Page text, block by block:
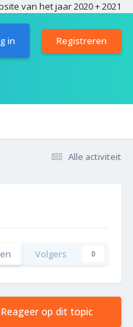
van het jaar 2020 + 2021
in Registreren
Alle activiteit
Volgers 0
Reageer op dit topic